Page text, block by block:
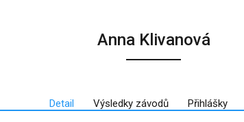
Anna Klivanová
Detail Výsledky závodů Přihlášky